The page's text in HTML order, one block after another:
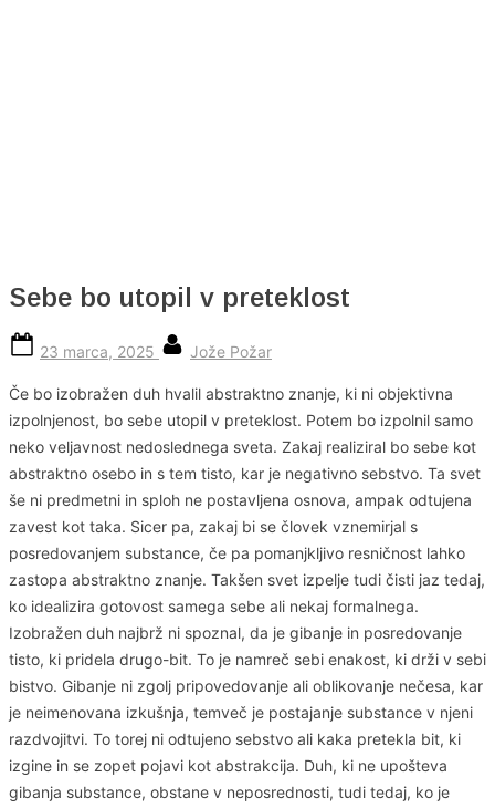
Sebe bo utopil v preteklost
Posted
23 marca, 2025 By
Jože Požar
Če bo izobražen duh hvalil abstraktno znanje, ki ni objektivna
izpolnjenost, bo sebe utopil v preteklost. Potem bo izpolnil samo
neko veljavnost nedoslednega sveta. Zakaj realiziral bo sebe kot
abstraktno osebo in s tem tisto, kar je negativno sebstvo. Ta svet
še ni predmetni in sploh ne postavljena osnova, ampak odtujena
zavest kot taka. Sicer pa, zakaj bi se človek vznemirjal s
posredovanjem substance, če pa pomanjkljivo resničnost lahko
zastopa abstraktno znanje. Takšen svet izpelje tudi čisti jaz tedaj,
ko idealizira gotovost samega sebe ali nekaj formalnega.
Izobražen duh najbrž ni spoznal, da je gibanje in posredovanje
tisto, ki pridela drugo-bit. To je namreč sebi enakost, ki drži v sebi
bistvo. Gibanje ni zgolj pripovedovanje ali oblikovanje nečesa, kar
je neimenovana izkušnja, temveč je postajanje substance v njeni
razdvojitvi. To torej ni odtujeno sebstvo ali kaka pretekla bit, ki
izgine in se zopet pojavi kot abstrakcija. Duh, ki ne upošteva
gibanja substance, obstane v neposrednosti, tudi tedaj, ko je